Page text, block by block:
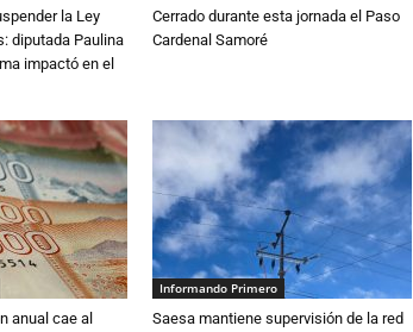
la Ley
diputada Paulina
impactó en el
Cerrado durante esta jornada el Paso
Cardenal Samoré
anual cae al
Informando Primero
Saesa mantiene supervisión de la red